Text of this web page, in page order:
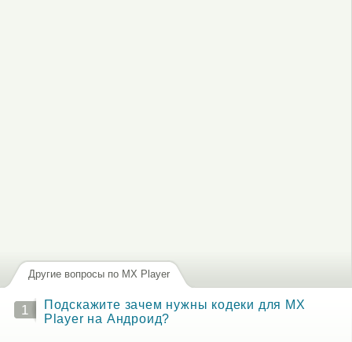
Другие вопросы по MX Player
1
Подскажите зачем нужны кодеки для MX
Player на Андроид?